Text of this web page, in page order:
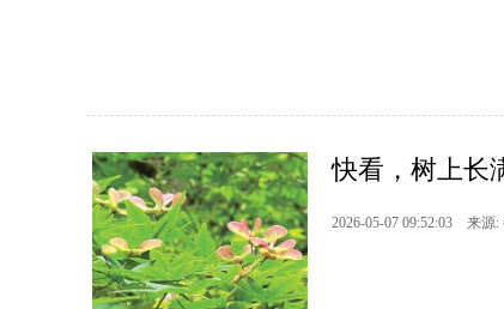
快看，树上长
2026-05-07 09:52:03 来源: